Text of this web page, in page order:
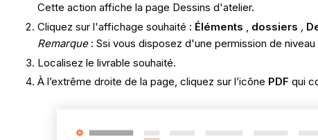
Cette action affiche la page Dessins d'atelier.
Cliquez sur l'affichage souhaité : Éléments , dossiers ,
Remarque: Ssi vous disposez d'une permission de
Localisez le livrable souhaité.
À l’extrême droite de la page, cliquez sur l’icône PDF qui